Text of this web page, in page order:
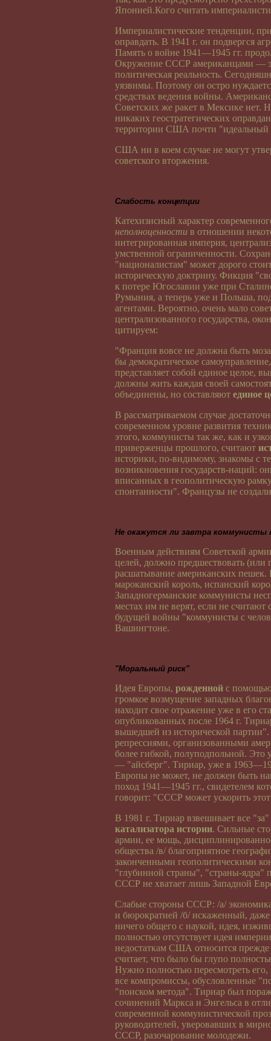
Японией.Кого считать
Империалистические тенденции,
оправдать. В 1941 г. он подвергся
Память о войне 1941—1945 гг.
Окружение СССР американцами —
политическая реальность.
уязвимы. Поэтому он остро
средствах ведения войны.
Советских же ракет в Мексике нет.
никаких геостратегических
территории США почти "идеальный
США ни в коем случае не могут
советского вторжения.
Слабость концепции
Катехизисный характер
неполноценности в отношении
интегрированная империя,
умственной ограниченности.
"националистам" может дорого
историческую доктрину. Фикция
к потере Югославии уже при
Румыния, а теперь уже и Польша,
агентами. Вероятно, очень мало
централизованного государства,
цитируем:
"Франция вовсе не должна быть
бы демократическое
представляет собой единое целое,
должны жить каждая своей
объединены, но составляют единое
В рассматриваемом случае
современном уровне развития
этого, коммунисты так же, как и
приверженцы прошлого, считают
историки, по-видимому, знакомы с
возникновения государств-наций:
вписанных в геополитическую
спонтанности". Французы не
Не окажутся ли завтра коммунисты
Военным действиям Советской
целей, должно предшествовать
расшатывание американских
мароканский король, испанский
Западногерманские коммунисты
местах им не верят, если не
будущей войны "коммунисты с
Вашингтоне.
"Моральный риск"
Идея Европы, рожденной с помощью
громкое возмущение западных
находит свое отражение уже в его
опубликованных после 1964 г.
вышедшей из исторической
репрессиями, организованными
более гибкой, полуподпольной. Это
— "айсберг". Тириар, уже в
Европы не может, не должен быть
поход 1941—1945 гг., свидетелем
говорит: "СССР может ускорить
В 1981 г. Тириар взвешивает все
катализатора истории. Сильные
армии, ее мощь,
общества /в/ благоприятное
законченными геополитическими
"глубинной страны", "страны-ядра"
СССР не хватает лишь Западной
Слабые стороны СССР: /а/
и бюрократией /б/ искаженный,
ничего общего с наукой, идея,
полностью отсутствует идея
недостаткам США относится
считает, что было бы глупо
Нужно полностью пересмотреть его,
все компромиссы, обусловленные
"поиском метода". Тириар был
сочинений Маркса и Энгельса в
современной коммунистической
руководителей, уверовавших в
СССР, разочарование молодежи.